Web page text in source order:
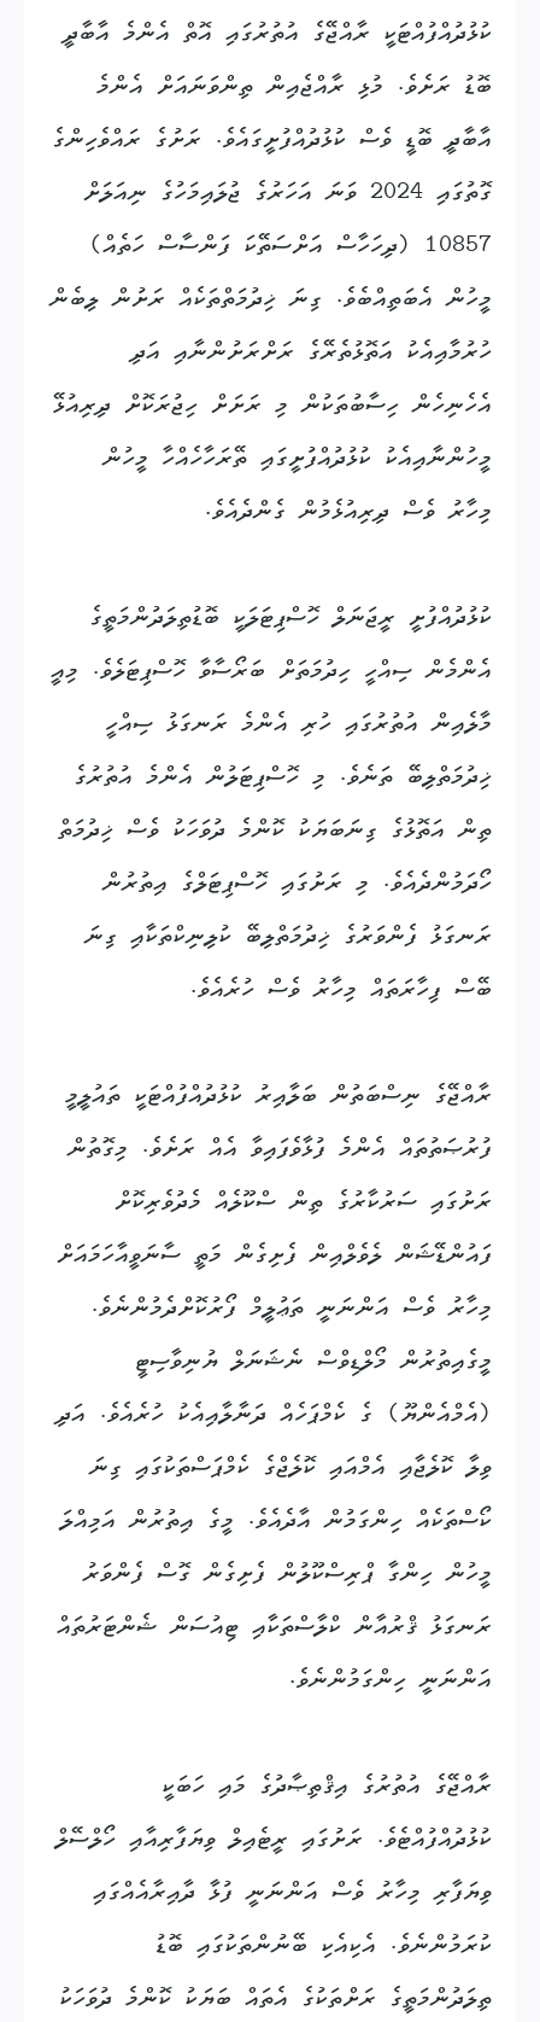
ކުޅުދުއްފުއްޓަކީ ރާއްޖޭގެ އުތުރުގައި އޮތް އެންމެ އާބާދީ
ބޮޑު ރަށެވެ. މުޅި ރާއްޖެއިން ތިންވަނައަށް އެންމެ
އާބާދީ ބޮޑީ ވެސް ކުޅުދުއްފުށީގައެވެ. ރަށުގެ ރައްވެހިންގެ
ގޮތުގައި 2024 ވަނަ އަހަރުގެ ޖުލައިމަހުގެ ނިއަލަށް
10857 (ދިހަހާސް އަށްސަތޭކަ ފަންސާސް ހަތެއް)
މީހުން އެބަތިއްބެވެ. ގިނަ ޚިދުމަތްތަކެއް ރަށުން ލިބެން
ހުރުމާއިއެކު އަތޮޅުތެރޭގެ ރަށްރަށުންނާއި އަދި
އެހެނިހެން ހިސާބުތަކުން މި ރަށަށް ހިޖުރަކޮށް ދިރިއުޅޭ
މީހުންނާއިއެކު ކުޅުދުއްފުށީގައި ތޭރަހާހެއްހާ މީހުން
މިހާރު ވެސް ދިރިއުޅެމުން ގެންދެއެވެ.
ކުޅުދުއްފުށީ ރީޖަނަލް ހޮސްޕިޓަލަކީ ބޮޑުތިލަދުންމަތީގެ
އެންމެން ސިއްހީ ހިދުމަތަށް ބަރޯސާވާ ހޮސްޕިޓަލެވެ. މިއީ
މާލެއިން އުތުރުގައި ހުރި އެންމެ ރަނގަޅު ސިއްހީ
ޚިދުމަތްލިބޭ ތަނެވެ. މި ހޮސްޕިޓަލުން އެންމެ އުތުރުގެ
ތިން އަތޮޅުގެ ގިނަބަޔަކު ކޮންމެ ދުވަހަކު ވެސް ޚިދުމަތް
ހޯދަމުންދެއެވެ. މި ރަށުގައި ހޮސްޕިޓަލްގެ އިތުރުން
ރަނގަޅު ފެންވަރުގެ ޚިދުމަތްލިބޭ ކުލިނިކްތަކާއި ގިނަ
ބޭސް ފިހާރަތައް މިހާރު ވެސް ހުރެއެވެ.
ރާއްޖޭގެ ނިސްބަތުން ބަލާއިރު ކުޅުދުއްފުއްޓަކީ ތައުލީމީ
ފުރުޞަތުތައް އެންމެ ފުޅާވެފައިވާ އެއް ރަށެވެ. މިގޮތުން
ރަށުގައި ސަރުކާރުގެ ތިން ސްކޫލެއް މެދުވެރިކޮށް
ފައުންޑޭޝަން ލެވެލްއިން ފެށިގެން މަތީ ސާނަވީއާހަމައަށް
މިހާރު ވެސް އަންނަނީ ތަޢުލީމް ފޯރުކޮށްދެމުންނެވެ.
މީގެއިތުރުން މޯލްޑިވްސް ނެޝަނަލް ޔުނިވާސިޓީ
(އެމްއެންޔޫ) ގެ ކެމްޕަހެއް ދަނާލާއިއެކު ހުރެއެވެ. އަދި
ވިލާ ކޮލެޖާއި އެމްއައި ކޮލެޖްގެ ކެމްޕަސްތަކުގައި ގިނަ
ކޯސްތަކެއް ހިންގަމުން އާދެއެވެ. މީގެ އިތުރުން އަމިއްލަ
މީހުން ހިންގާ ޕްރިސްކޫލުން ފެށިގެން ގޮސް ފެންވަރު
ރަނގަޅު ޤްރުއާން ކްލާސްތަކާއި ޓިއުސަން ޝެންޓަރުތައް
އަންނަނީ ހިންގަމުންނެވެ.
ރާއްޖޭގެ އުތުރުގެ އިޤްތިޞާދުގެ މައި ހަބަކީ
ކުޅުދުއްފުއްޓެވެ. ރަށުގައި ރީޓެއިލް ވިޔަފާރިއާއި ހޯލްސޭލް
ވިޔަފާރި މިހާރު ވެސް އަންނަނީ ފުޅާ ދާއިރާއެއްގައި
ކުރަމުންނެވެ. އެކިއެކި ބޭނުންތަކުގައި ބޮޑު
ތިލަދުންމަތީގެ ރަށްތަކުގެ އެތައް ބަޔަކު ކޮންމެ ދުވަހަކު